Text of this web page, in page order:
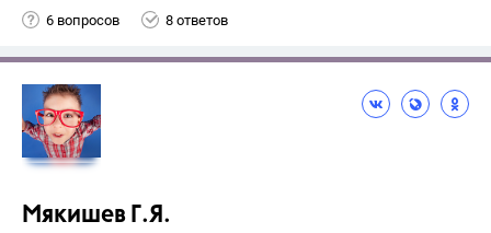
6 вопросов 8 ответов
Мякишев Г.Я.